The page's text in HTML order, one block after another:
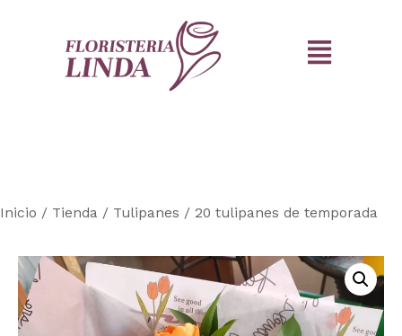
Inicio / Tienda / Tulipanes / 20 tulipanes de temporada